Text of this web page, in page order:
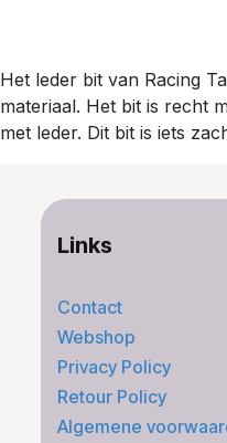
Het leder bit van Racing
materiaal. Het bit is recht
met leder. Dit bit is iets
Links
Contact
Webshop
Privacy Policy
Retour Policy
Algemene